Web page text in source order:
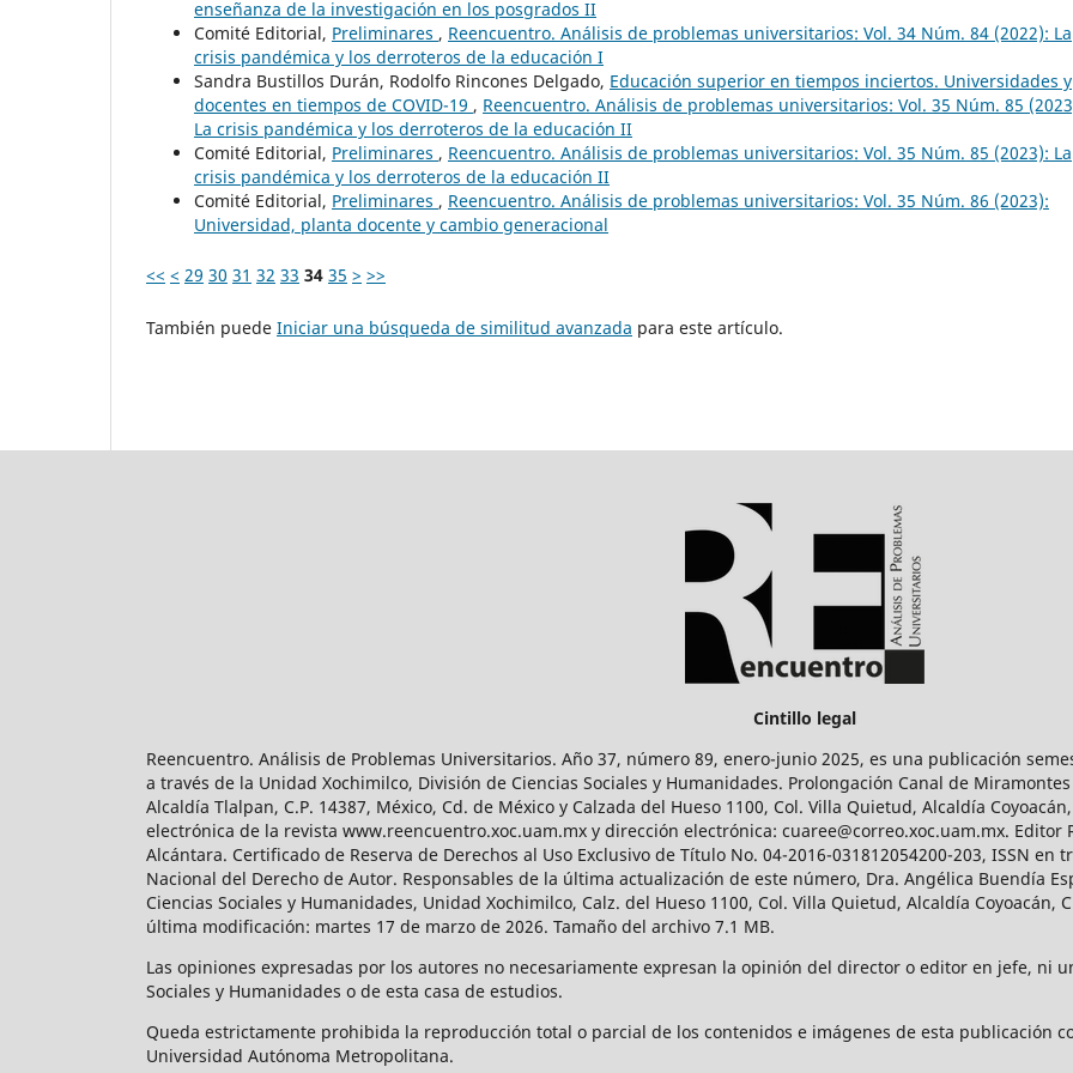
enseñanza de la investigación en los posgrados II
Comité Editorial, Preliminares , Reencuentro. Análisis de problemas universitarios: Vol. 34 Núm. 84 (2022): La
crisis pandémica y los derroteros de la educación I
Sandra Bustillos Durán, Rodolfo Rincones Delgado, Educación superior en tiempos inciertos. Universidades y
docentes en tiempos de COVID-19 , Reencuentro. Análisis de problemas universitarios: Vol. 35 Núm. 85
La crisis pandémica y los derroteros de la educación II
Comité Editorial, Preliminares , Reencuentro. Análisis de problemas universitarios: Vol. 35 Núm. 85 (2023): La
crisis pandémica y los derroteros de la educación II
Comité Editorial, Preliminares , Reencuentro. Análisis de problemas universitarios: Vol. 35 Núm. 86 (2023):
Universidad, planta docente y cambio generacional
<< < 29 30 31 32 33 34 35 > >>
También puede Iniciar una búsqueda de similitud avanzada para este artículo.
Cintillo legal
Reencuentro. Análisis de Problemas Universitarios. Año 37, número 89, enero-junio 2025, es una publicación
a través de la Unidad Xochimilco, División de Ciencias Sociales y Humanidades. Prolongación Canal de Miramontes
Alcaldía Tlalpan, C.P. 14387, México, Cd. de México y Calzada del Hueso 1100, Col. Villa Quietud, Alcaldía
electrónica de la revista www.reencuentro.xoc.uam.mx y dirección electrónica: cuaree@correo.xoc.uam.mx. Editor
Alcántara. Certificado de Reserva de Derechos al Uso Exclusivo de Título No. 04-2016-031812054200-203, ISSN
Nacional del Derecho de Autor. Responsables de la última actualización de este número, Dra. Angélica Buendía
Ciencias Sociales y Humanidades, Unidad Xochimilco, Calz. del Hueso 1100, Col. Villa Quietud, Alcaldía Coyoacán,
última modificación: martes 17 de marzo de 2026. Tamaño del archivo 7.1 MB.
Las opiniones expresadas por los autores no necesariamente expresan la opinión del director o editor en jefe, ni
Sociales y Humanidades o de esta casa de estudios.
Queda estrictamente prohibida la reproducción total o parcial de los contenidos e imágenes de esta publicación
Universidad Autónoma Metropolitana.